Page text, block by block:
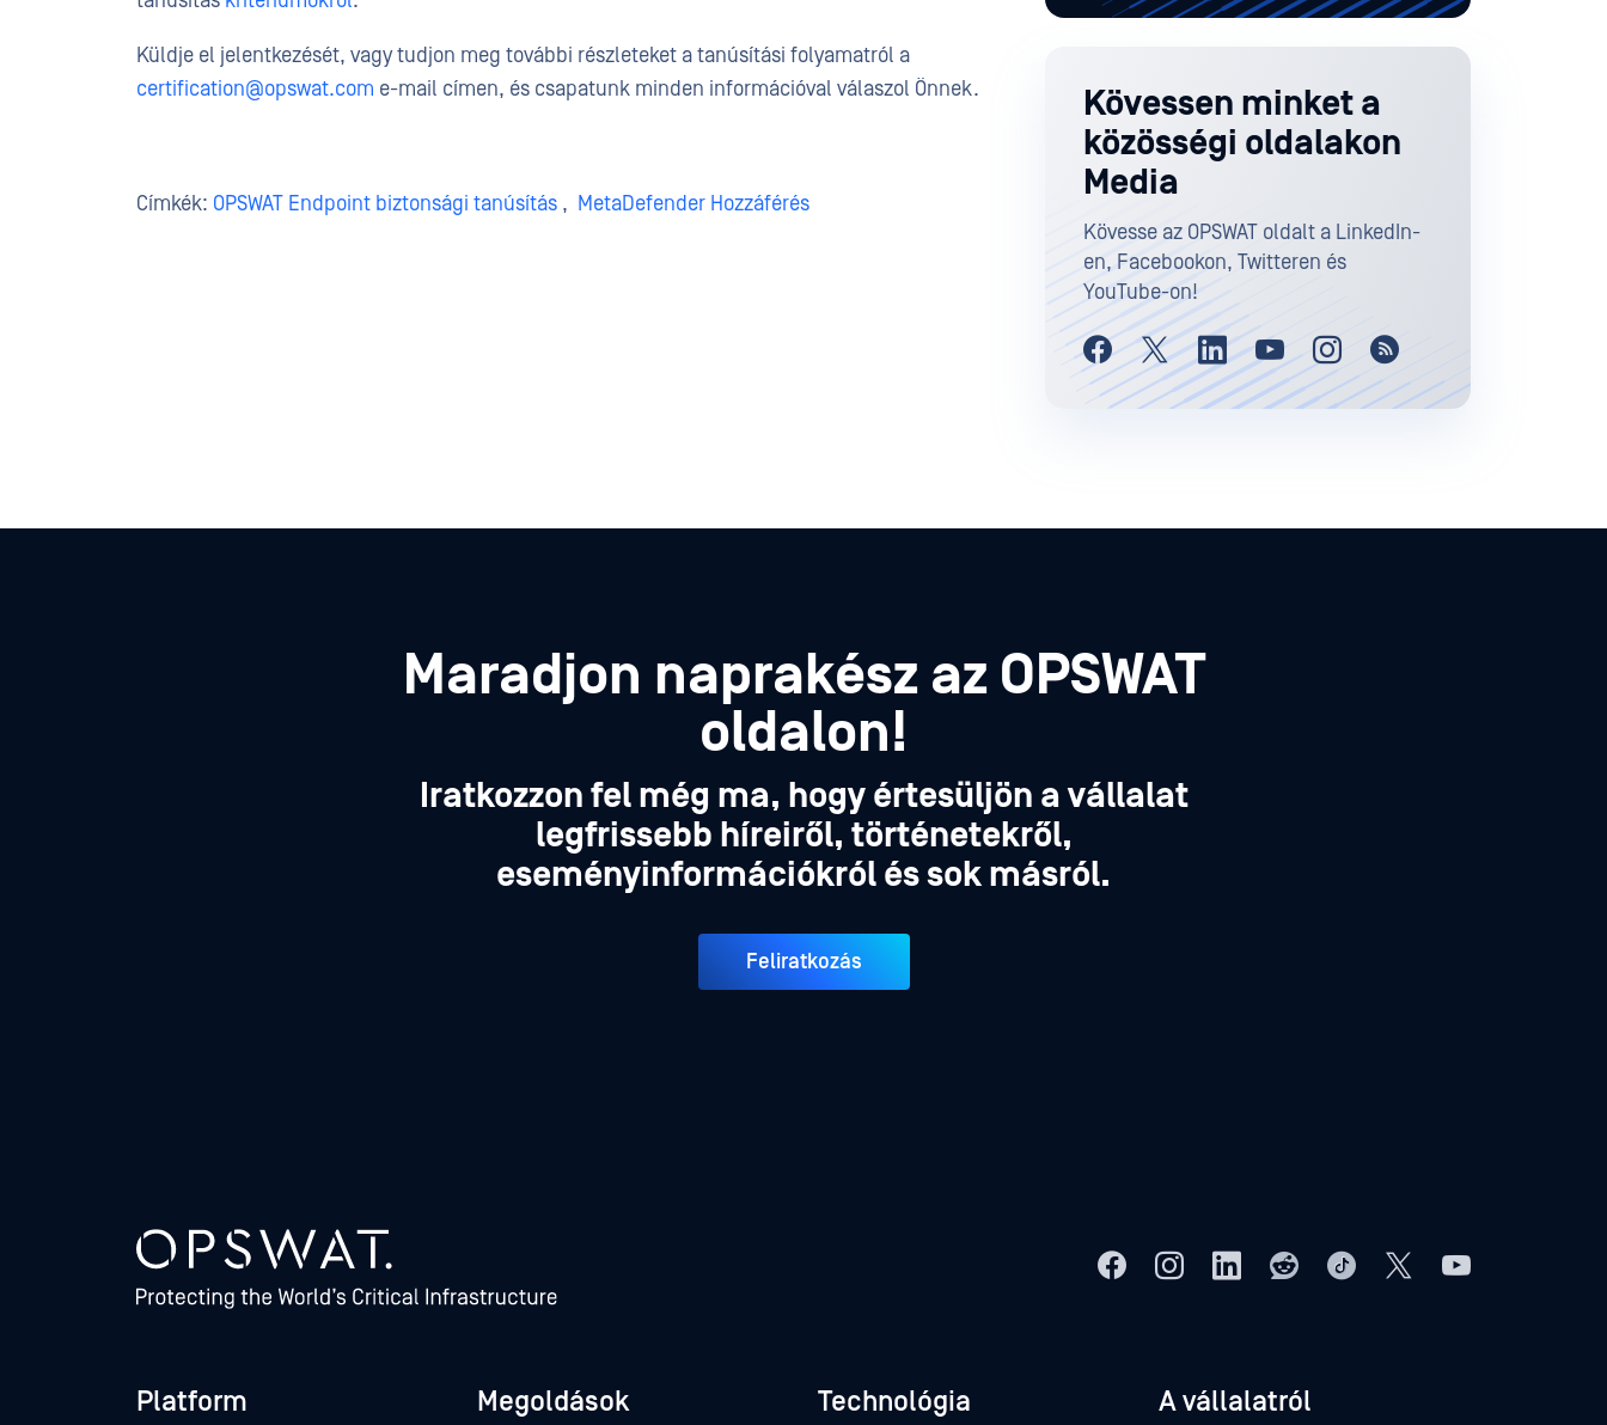
Küldje el jelentkezését, vagy tudjon meg további részleteket a tanúsítási folyamatról a
certification@opswat.com e-mail címen, és csapatunk minden információval válaszol Önnek.
Címkék: OPSWAT Endpoint biztonsági tanúsítás , MetaDefender Hozzáférés
Kövessen minket a
közösségi oldalakon
Media
Kövesse az OPSWAT oldalt a LinkedIn-
en, Facebookon, Twitteren és
YouTube-on!
Maradjon naprakész az OPSWAT
oldalon!
Iratkozzon fel még ma, hogy értesüljön a vállalat
legfrissebb híreiről, történetekről,
eseményinformációkról és sok másról.
Feliratkozás
Platform Megoldások Technológia A vállalatról